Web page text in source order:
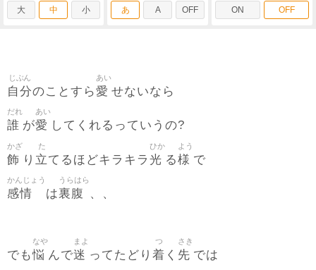
大 中 小 あ A OFF ON OFF
自分
じぶん
のことすら愛
あい
せないなら
誰
だれ
が愛
あい
してくれるっていうの?
飾
かざ
り 立
た
てるほどキラキラ 光
ひか
る様
よう
で
感情
かんじょう
は裏腹
うらはら
、、
でも悩
なや
んで迷
まよ
ってたどり 着
つ
く 先
さき
では